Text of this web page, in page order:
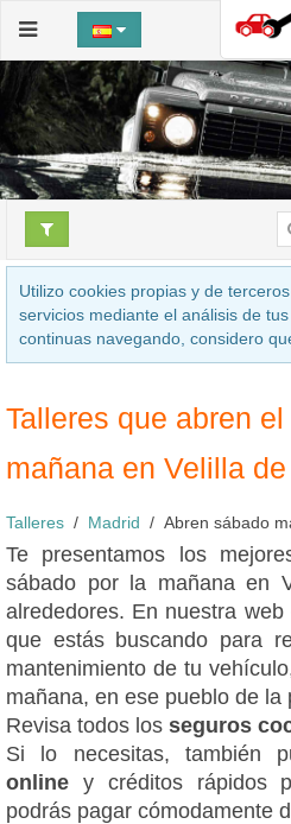
Utilizo cookies propias y de
servicios mediante el análisis de
continuas navegando, considero
Talleres que abren
mañana en Velilla
Talleres Madrid Abren sábado
Te presentamos los
sábado por la mañana en
alrededores. En nuestra
que estás buscando para
mantenimiento de tu
mañana, en ese pueblo de la
Revisa todos los seguros
Si lo necesitas, también
online y créditos rápidos
podrás pagar cómodamente